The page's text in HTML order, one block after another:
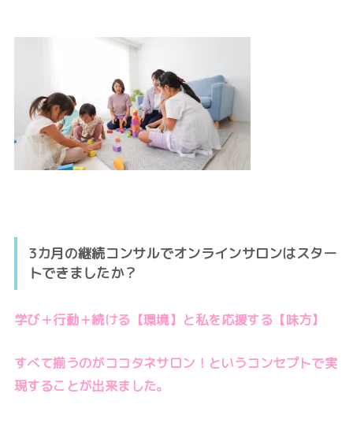
3カ月の継続コンサルでオンラインサロンはスター
トできましたか？
学び＋行動＋続ける【環境】と私を応援する【味方】
すべて揃うのがココタネサロン！というコンセプトで実
現することが出来ました。